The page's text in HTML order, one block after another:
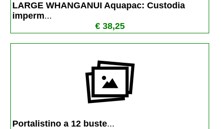
LARGE WHANGANUI Aquapac: Custodia
imperm...
€ 38,25
Portalistino a 12 buste...